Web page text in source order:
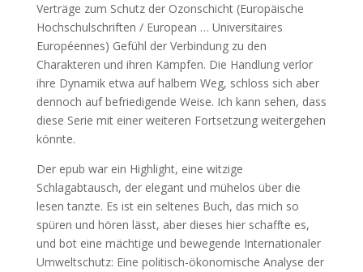
Verträge zum Schutz der Ozonschicht (Europäische
Hochschulschriften / European … Universitaires
Européennes) Gefühl der Verbindung zu den
Charakteren und ihren Kämpfen. Die Handlung verlor
ihre Dynamik etwa auf halbem Weg, schloss sich aber
dennoch auf befriedigende Weise. Ich kann sehen, dass
diese Serie mit einer weiteren Fortsetzung weitergehen
könnte.
Der epub war ein Highlight, eine witzige
Schlagabtausch, der elegant und mühelos über die
lesen tanzte. Es ist ein seltenes Buch, das mich so
spüren und hören lässt, aber dieses hier schaffte es,
und bot eine mächtige und bewegende Internationaler
Umweltschutz: Eine politisch-ökonomische Analyse der